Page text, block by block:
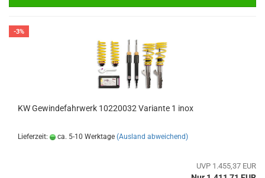
-3%
KW Gewindefahrwerk 10220032 Variante 1 inox
Lieferzeit: ca. 5-10 Werktage (Ausland abweichend)
UVP 1.455,37 EUR